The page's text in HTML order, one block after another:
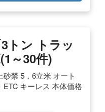
トン トラッ
～30件)
禁 5．6立米 オート
キーレス 本体価格